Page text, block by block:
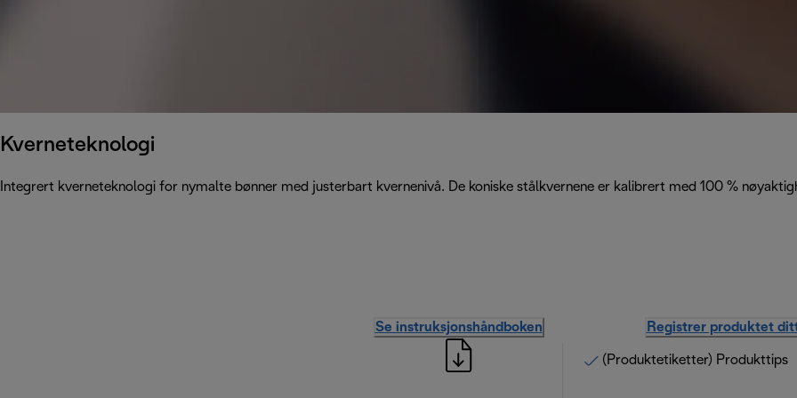
Kverneteknologi
Integrert kverneteknologi for nymalte bønner med justerbart kvernenivå. De koniske stålkvernene er kalibrert med 100 %
Se instruksjonshåndboken Registrer produktet
(Produktetiketter) Produkttips